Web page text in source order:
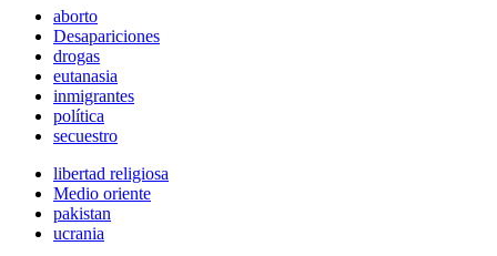
aborto
Desapariciones
drogas
eutanasia
inmigrantes
política
secuestro
libertad religiosa
Medio oriente
pakistan
ucrania